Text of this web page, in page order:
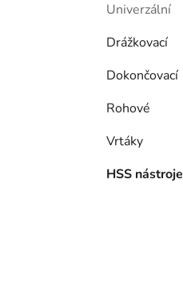
Univerzální
Drážkovací
Dokončovací
Rohové
Vrtáky
HSS nástroje